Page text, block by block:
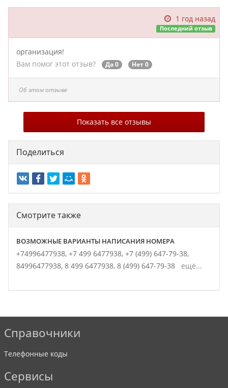
1 год назад
Последний отзыв
организация!
Вам помог этот отзыв?
Да 0 Нет 0
Об этом отзыве
Показать все отзывы
Поделиться
Смотрите также
ВОЗМОЖНЫЕ ВАРИАНТЫ НАПИСАНИЯ НОМЕРА
+74996477938, +7 499 6477938, +7 (499) 647-79-38,
84996477938, 8 499 6477938, 8 (499) 647-79-38 ещё...
Справочники
Телефонные коды
Сервисы